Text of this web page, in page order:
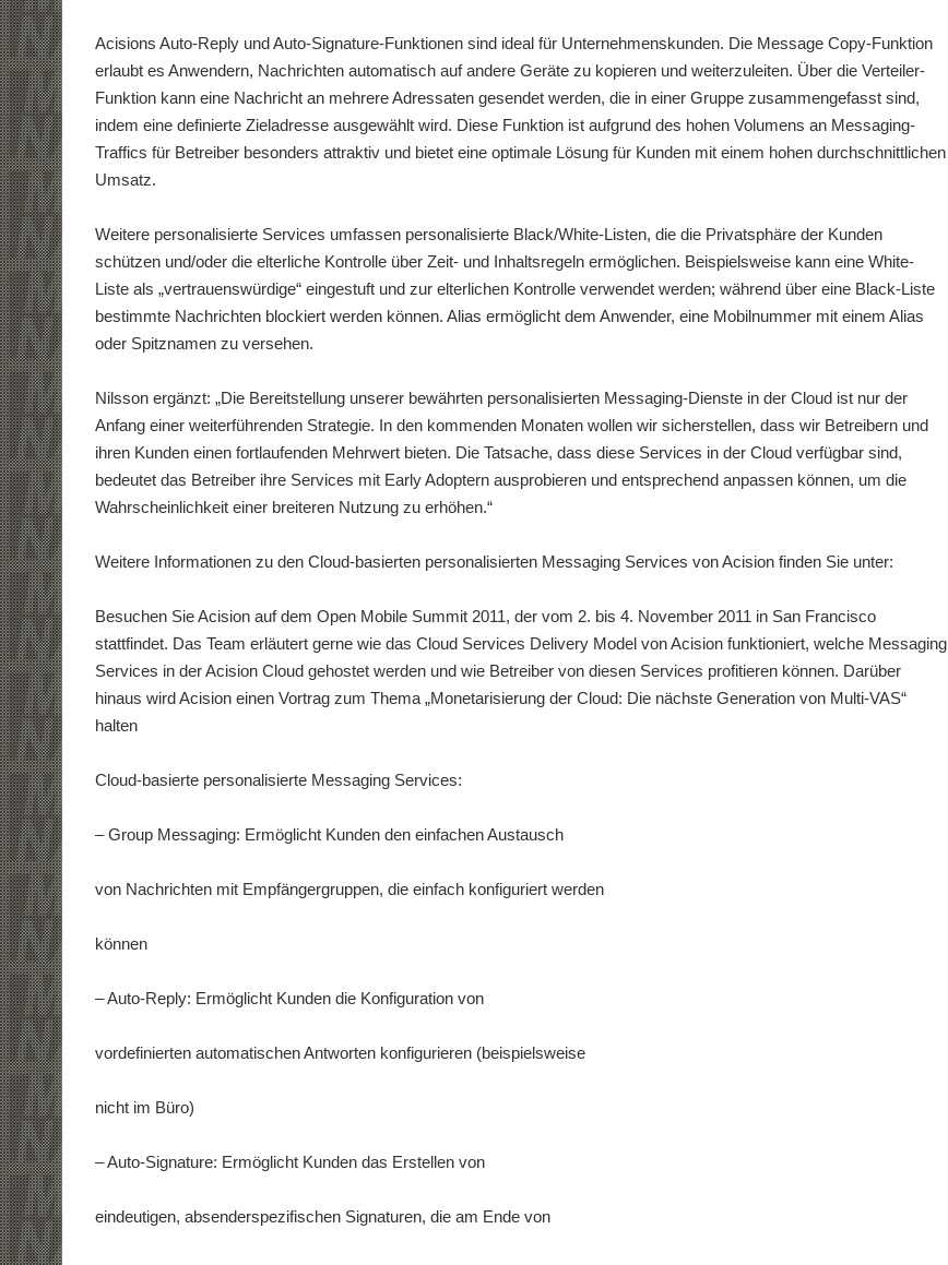
Acisions Auto-Reply und Auto-Signature-Funktionen sind ideal für Unternehmenskunden. Die Message Copy-Funktion
erlaubt es Anwendern, Nachrichten automatisch auf andere Geräte zu kopieren und weiterzuleiten. Über die Verteiler-
Funktion kann eine Nachricht an mehrere Adressaten gesendet werden, die in einer Gruppe zusammengefasst sind,
indem eine definierte Zieladresse ausgewählt wird. Diese Funktion ist aufgrund des hohen Volumens an Messaging-
Traffics für Betreiber besonders attraktiv und bietet eine optimale Lösung für Kunden mit einem hohen durchschnittlichen
Umsatz.
Weitere personalisierte Services umfassen personalisierte Black/White-Listen, die die Privatsphäre der Kunden
schützen und/oder die elterliche Kontrolle über Zeit- und Inhaltsregeln ermöglichen. Beispielsweise kann eine White-
Liste als „vertrauenswürdige“ eingestuft und zur elterlichen Kontrolle verwendet werden; während über eine Black-Liste
bestimmte Nachrichten blockiert werden können. Alias ermöglicht dem Anwender, eine Mobilnummer mit einem Alias
oder Spitznamen zu versehen.
Nilsson ergänzt: „Die Bereitstellung unserer bewährten personalisierten Messaging-Dienste in der Cloud ist nur der
Anfang einer weiterführenden Strategie. In den kommenden Monaten wollen wir sicherstellen, dass wir Betreibern und
ihren Kunden einen fortlaufenden Mehrwert bieten. Die Tatsache, dass diese Services in der Cloud verfügbar sind,
bedeutet das Betreiber ihre Services mit Early Adoptern ausprobieren und entsprechend anpassen können, um die
Wahrscheinlichkeit einer breiteren Nutzung zu erhöhen.“
Weitere Informationen zu den Cloud-basierten personalisierten Messaging Services von Acision finden Sie unter:
Besuchen Sie Acision auf dem Open Mobile Summit 2011, der vom 2. bis 4. November 2011 in San Francisco
stattfindet. Das Team erläutert gerne wie das Cloud Services Delivery Model von Acision funktioniert, welche Messaging
Services in der Acision Cloud gehostet werden und wie Betreiber von diesen Services profitieren können. Darüber
hinaus wird Acision einen Vortrag zum Thema „Monetarisierung der Cloud: Die nächste Generation von Multi-VAS“
halten
Cloud-basierte personalisierte Messaging Services:
– Group Messaging: Ermöglicht Kunden den einfachen Austausch
von Nachrichten mit Empfängergruppen, die einfach konfiguriert werden
können
– Auto-Reply: Ermöglicht Kunden die Konfiguration von
vordefinierten automatischen Antworten konfigurieren (beispielsweise
nicht im Büro)
– Auto-Signature: Ermöglicht Kunden das Erstellen von
eindeutigen, absenderspezifischen Signaturen, die am Ende von